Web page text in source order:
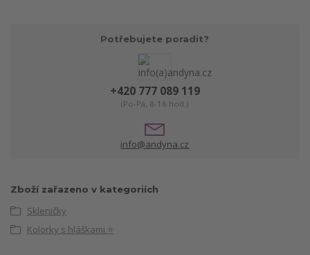
Potřebujete poradit?
+420 777 089 119
(Po-Pá, 8-16 hod.)
info@andyna.cz
Zboží zařazeno v kategoriích
Skleničky
Kolorky s hláškami ⭐